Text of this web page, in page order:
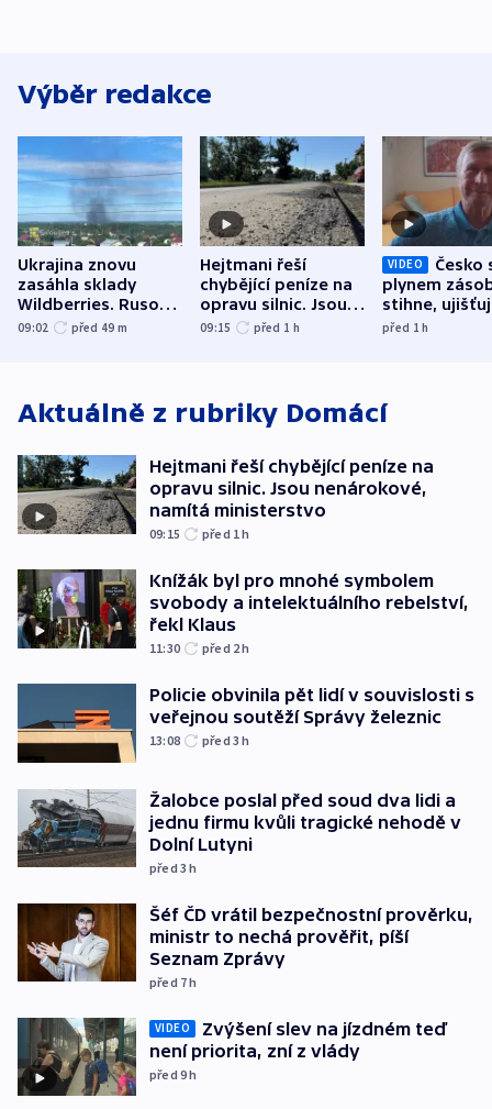
Výběr redakce
Ukrajina znovu
zasáhla sklady
Wildberries. Rusové
útočili v Charkovské
09:02 před 49 m
Hejtmani řeší
chybějící peníze na
opravu silnic. Jsou
nenárokové, namítá
09:15 před 1 h
VIDEO
Česko
plynem
stihne,
expert.
před 1h
Aktuálně z rubriky Domácí
Hejtmani řeší chybějící peníze na
opravu silnic. Jsou nenárokové,
namítá ministerstvo
09:15 před 1h
Knížák byl pro mnohé symbolem
svobody a intelektuálního rebelství,
řekl Klaus
11:30 před 2h
Policie obvinila pět lidí v souvislosti s
veřejnou soutěží Správy železnic
13:08 před 3h
Žalobce poslal před soud dva lidi a
jednu firmu kvůli tragické nehodě v
Dolní Lutyni
před 3h
Šéf ČD vrátil bezpečnostní prověrku,
ministr to nechá prověřit, píší
Seznam Zprávy
před 7h
VIDEO
Zvýšení slev na jízdném teď
není priorita, zní z vlády
před 9h